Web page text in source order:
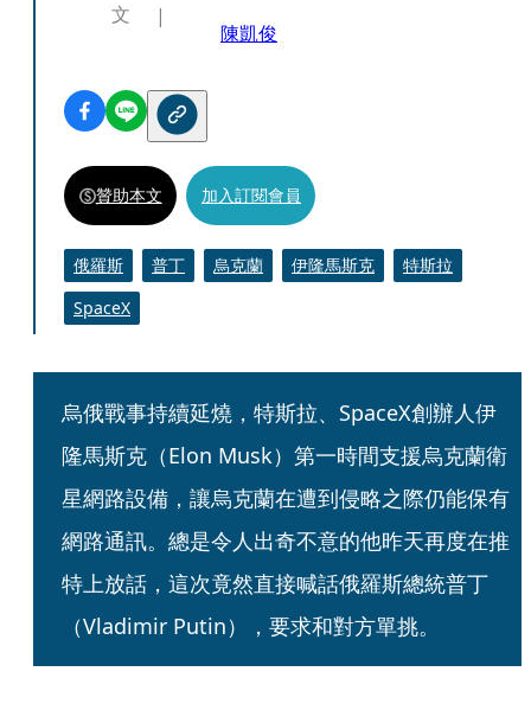
文
陳凱俊
贊助本文 加入訂閱會員
俄羅斯 普丁 烏克蘭 伊隆馬斯克
特斯拉
SpaceX
烏俄戰事持續延燒，特斯拉、SpaceX創辦人伊
隆馬斯克（Elon Musk）第一時間支援烏克蘭衛
星網路設備，讓烏克蘭在遭到侵略之際仍能保有
網路通訊。總是令人出奇不意的他昨天再度在推
特上放話，這次竟然直接喊話俄羅斯總統普丁
（Vladimir Putin），要求和對方單挑。